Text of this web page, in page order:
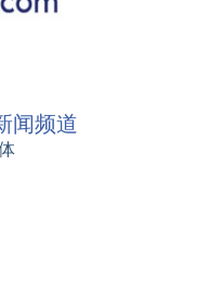
闻频道